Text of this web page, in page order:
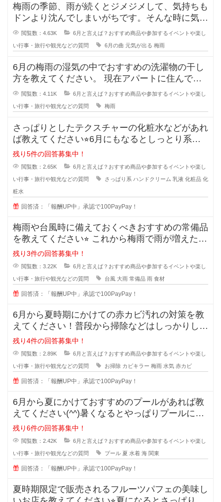
梅雨の季節、雨が続くとジメジメして、気持ちも
ドンより沈んでしまいがちです。そんな時に気持
ちを晴れやかにしてくれるおすすめ
閲覧数：4.63K 6月と言えば？おすすめ商品や参加するイベントや楽し
い行事・旅行や観光などの質問 6月の曲 元気が出る 梅雨
6月の梅雨の湿気の中でおすすめの洗濯物の干し
方を教えてください。 現在アパートに住んでい
ますが、この時期の湿気で洗
閲覧数：4.11K 6月と言えば？おすすめ商品や参加するイベントや楽し
い行事・旅行や観光などの質問 梅雨
さっぱりとしたテクスチャーの化粧水などがあれ
ば教えてください⭐︎6月にもなるとしっとり系の
ものからさっぱり
残り5件の回答募集中！
閲覧数：2.65K 6月と言えば？おすすめ商品や参加するイベントや楽し
い行事・旅行や観光などの質問 さっぱり系 ハンドクリーム 乳液 化粧品 化
粧水
回答済：「報酬UP中」承認で100PayPay！
梅雨や台風時に備えておくべきおすすめの常備品
を教えてください⭐︎ これから梅雨で雨が増えた
り、台風で
残り3件の回答募集中！
閲覧数：3.22K 6月と言えば？おすすめ商品や参加するイベントや楽し
い行事・旅行や観光などの質問 台風 大雨 常備品 雨 食材
回答済：「報酬UP中」承認で100PayPay！
6月から夏時期にかけての赤カビ汚れの対策を教
えてください！普段から掃除などはしっかりして
いるつもりなのですが、洗面所など
残り4件の回答募集中！
閲覧数：2.89K 6月と言えば？おすすめ商品や参加するイベントや楽し
い行事・旅行や観光などの質問 お掃除 カビキラー 梅雨 水気 赤カビ
回答済：「報酬UP中」承認で100PayPay！
6月から夏にかけておすすめのプールがあれば教
えてください(^^)暑くなるとやっぱりプールに行
きたくなりますよね+
残り6件の回答募集中！
閲覧数：2.42K 6月と言えば？おすすめ商品や参加するイベントや楽し
い行事・旅行や観光などの質問 プール 夏 水着 海 関東
回答済：「報酬UP中」承認で100PayPay！
夏時期限定で販売されるフルーツパフェの美味し